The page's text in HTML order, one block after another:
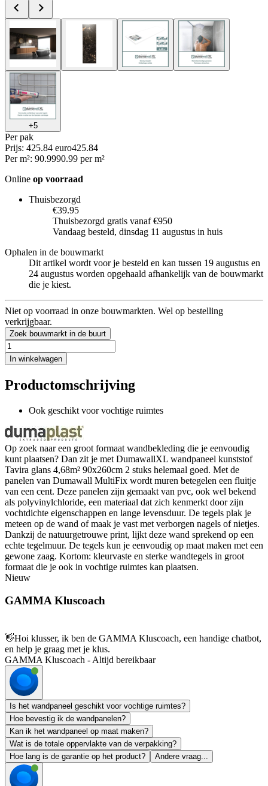
+5
Per pak
Prijs: 425.84 euro425.84
Per m²: 90.9990.99 per m²
Online op voorraad
Thuisbezorgd
€39.95
Thuisbezorgd gratis vanaf €950
Vandaag besteld, dinsdag 11 augustus in huis
Ophalen in de bouwmarkt
Dit artikel wordt voor je besteld en kan tussen 19 augustus en
24 augustus worden opgehaald afhankelijk van de bouwmarkt
die je kiest.
Niet op voorraad in onze bouwmarkten. Wel op bestelling
verkrijgbaar.
Zoek bouwmarkt in de buurt
In winkelwagen
Productomschrijving
Ook geschikt voor vochtige ruimtes
Op zoek naar een groot formaat wandbekleding die je eenvoudig
kunt plaatsen? Dan zit je met DumawallXL wandpaneel kunststof
Tavira glans 4,68m² 90x260cm 2 stuks helemaal goed. Met de
panelen van Dumawall MultiFix wordt muren betegelen een fluitje
van een cent. Deze panelen zijn gemaakt van pvc, ook wel bekend
als polyvinylchloride, een materiaal dat zich kenmerkt door zijn
vochtdichte eigenschappen en lange levensduur. De tegels plak je
meteen op de wand of maak je vast met verborgen nagels of nietjes.
Dankzij de natuurgetrouwe print, lijkt deze wand sprekend op een
echte tegelmuur. De tegels kun je eenvoudig op maat maken met een
gewone zaag. Kortom: kleurvaste en sterke wandtegels in groot
formaat die je ook in vochtige ruimtes kan plaatsen.
Nieuw
GAMMA Kluscoach
👋Hoi klusser, ik ben de GAMMA Kluscoach, een handige chatbot,
en help je graag met je klus.
GAMMA Kluscoach - Altijd bereikbaar
Is het wandpaneel geschikt voor vochtige ruimtes?
Hoe bevestig ik de wandpanelen?
Kan ik het wandpaneel op maat maken?
Wat is de totale oppervlakte van de verpakking?
Hoe lang is de garantie op het product?
Andere vraag...